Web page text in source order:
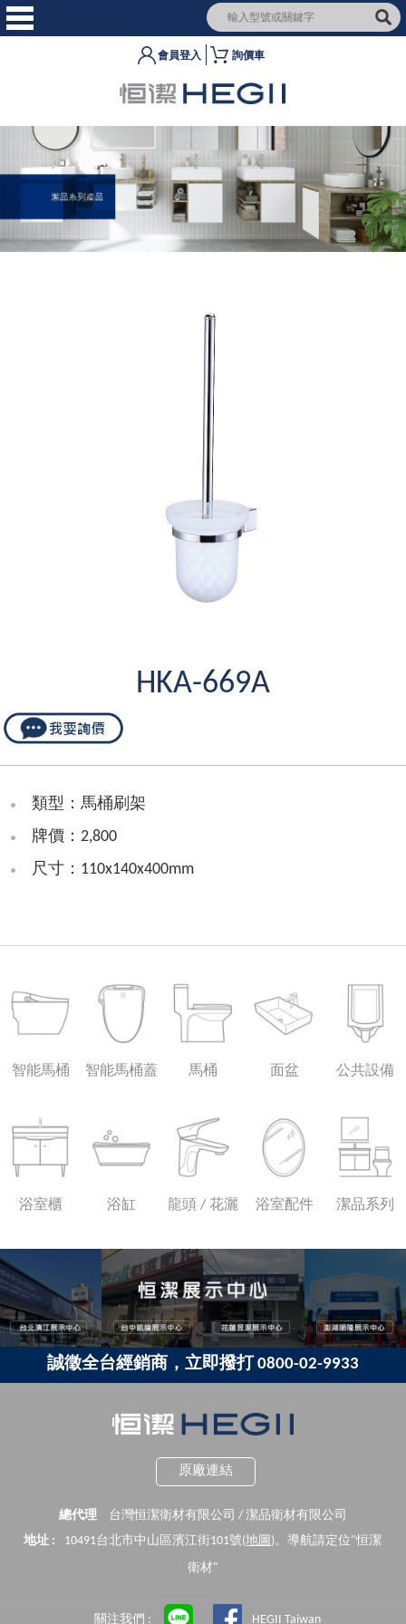
會員登入 詢價車
HKA-669A
類型：馬桶刷架
牌價：2,800
尺寸：110x140x400mm
智能馬桶 智能馬桶蓋 馬桶 面盆 公共設備
浴室櫃 浴缸 龍頭 / 花灑 浴室配件 潔品系列
誠徵全台經銷商，立即撥打 0800-02-9933
原廠連結
總代理
台灣恒潔衛材有限公司 / 潔品衛材有限公司
地址 :
10491台北市中山區濱江街101號(地圖 )。導航請定位"恒潔
衛材"
關注我們 : HEGII Taiwan